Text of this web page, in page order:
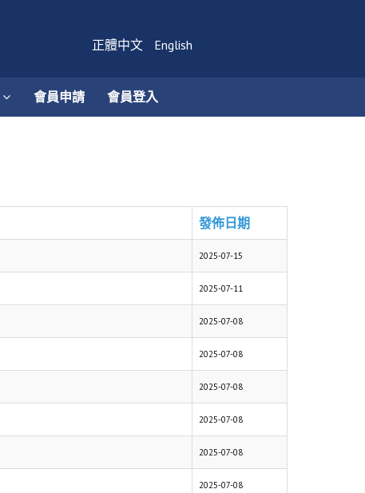
正體中文 English
會員申請 會員登入
發佈日期
2025-07-15
2025-07-11
2025-07-08
2025-07-08
2025-07-08
2025-07-08
2025-07-08
2025-07-08